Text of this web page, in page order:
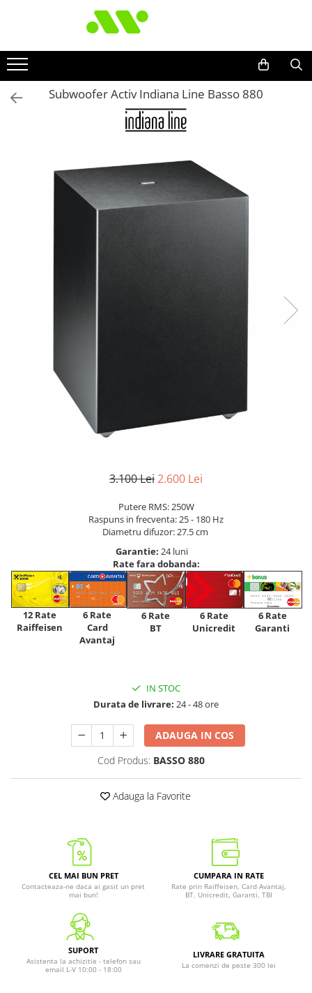
Subwoofer Activ Indiana Line Basso 880
3.100 Lei2.600 Lei
Putere RMS: 250W
Raspuns in frecventa: 25 - 180 Hz
Diametru difuzor: 27.5 cm
Garantie: 24 luni
Rate fara dobanda:
12 Rate
Raiffeisen
6 Rate
Card
Avantaj
6 Rate
BT
6 Rate
Unicredit
6 Rate
Garanti
IN STOC
Durata de livrare: 24 - 48 ore
ADAUGA IN COS
Cod Produs: BASSO 880
Adauga la Favorite
CEL MAI BUN PRET
Contacteaza-ne daca ai gasit un pret
mai bun!
CUMPARA IN RATE
Rate prin Raiffeisen, Card Avantaj,
BT, Unicredit, Garanti, TBI
SUPORT
Asistenta la achizitie - telefon sau
email L-V 10:00 - 18:00
LIVRARE GRATUITA
La comenzi de peste 300 lei